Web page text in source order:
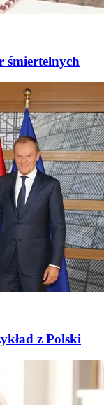
śmiertelnych
z Polski